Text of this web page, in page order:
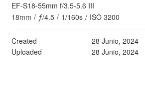
EF-S18-55mm f/3.5-5.6 III
18mm / ƒ/4.5 / 1/160s / ISO 3200
Created
28 Junio, 2024
Uploaded
28 Junio, 2024